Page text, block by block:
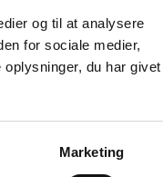
og til at analysere
for sociale medier,
du har givet
Marketing
Generelt
Bliv medlem
Bestyrelsen
Cookies- & Privatlivsinfo